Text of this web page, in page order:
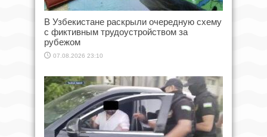
В Узбекистане раскрыли очередную схему
с фиктивным трудоустройством за
рубежом
07.08.2026 23:10